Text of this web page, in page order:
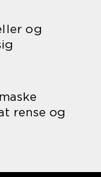
og
rense og